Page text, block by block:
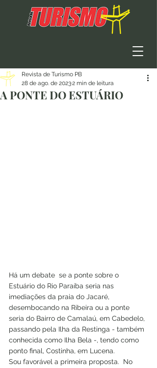
A PONTE DO ESTUÁRIO
Revista de Turismo PB
28 de ago. de 20232 min de leitura
Há um debate  se a ponte sobre o
Estuário do Rio Paraíba seria nas
imediações da praia do Jacaré,
desembocando na Ribeira ou a ponte
seria do Bairro de Camalaú, em Cabedelo,
passando pela Ilha da Restinga - também
conhecida como Ilha Bela -, tendo como
ponto final, Costinha, em Lucena.
Sou favorável a primeira proposta.  No